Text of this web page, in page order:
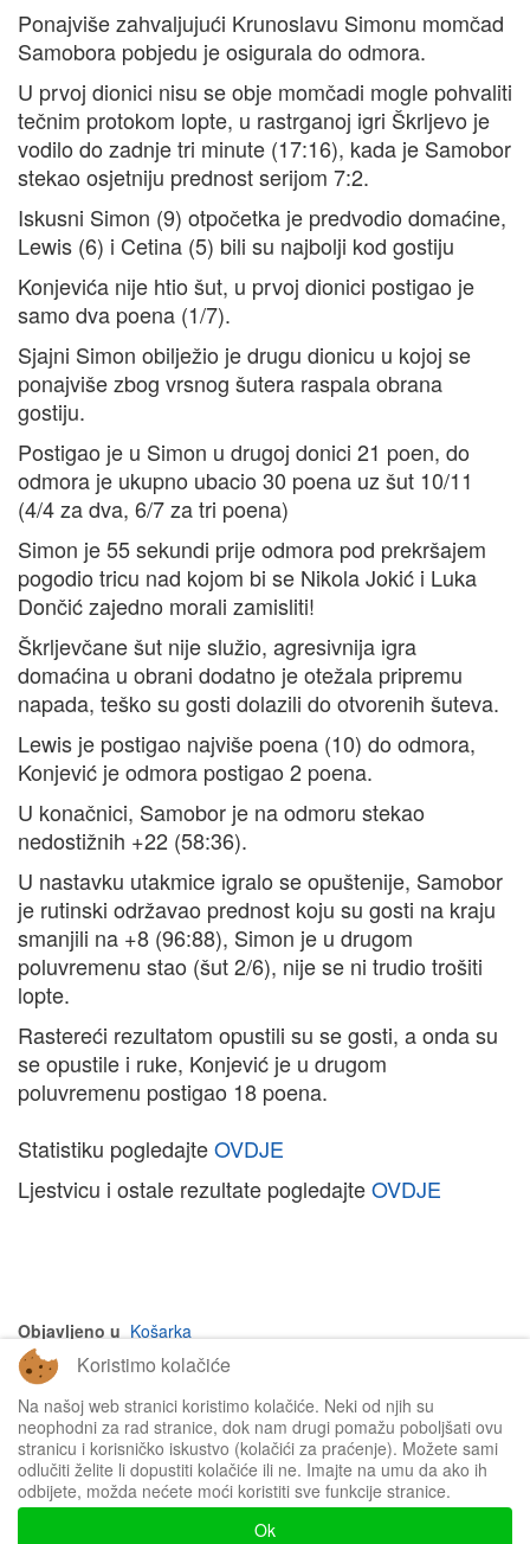
Ponajviše zahvaljujući Krunoslavu Simonu momčad
Samobora pobjedu je osigurala do odmora.
U prvoj dionici nisu se obje momčadi mogle pohvaliti
tečnim protokom lopte, u rastrganoj igri Škrljevo je
vodilo do zadnje tri minute (17:16), kada je Samobor
stekao osjetniju prednost serijom 7:2.
Iskusni Simon (9) otpočetka je predvodio domaćine,
Lewis (6) i Cetina (5) bili su najbolji kod gostiju
Konjevića nije htio šut, u prvoj dionici postigao je
samo dva poena (1/7).
Sjajni Simon obilježio je drugu dionicu u kojoj se
ponajviše zbog vrsnog šutera raspala obrana
gostiju.
Postigao je u Simon u drugoj donici 21 poen, do
odmora je ukupno ubacio 30 poena uz šut 10/11
(4/4 za dva, 6/7 za tri poena)
Simon je 55 sekundi prije odmora pod prekršajem
pogodio tricu nad kojom bi se Nikola Jokić i Luka
Dončić zajedno morali zamisliti!
Škrljevčane šut nije služio, agresivnija igra
domaćina u obrani dodatno je otežala pripremu
napada, teško su gosti dolazili do otvorenih šuteva.
Lewis je postigao najviše poena (10) do odmora,
Konjević je odmora postigao 2 poena.
U konačnici, Samobor je na odmoru stekao
nedostižnih +22 (58:36).
U nastavku utakmice igralo se opuštenije, Samobor
je rutinski održavao prednost koju su gosti na kraju
smanjili na +8 (96:88), Simon je u drugom
poluvremenu stao (šut 2/6), nije se ni trudio trošiti
lopte.
Rastereći rezultatom opustili su se gosti, a onda su
se opustile i ruke, Konjević je u drugom
poluvremenu postigao 18 poena.
Statistiku pogledajteOVDJE
Ljestvicu i ostale rezultate pogledajteOVDJE
Objavljeno u Košarka
Impressum
Koristimo kolačiće
Na našoj web stranici koristimo kolačiće. Neki od njih su
neophodni za rad stranice, dok nam drugi pomažu poboljšati ovu
stranicu i korisničko iskustvo (kolačići za praćenje). Možete sami
odlučiti želite li dopustiti kolačiće ili ne. Imajte na umu da ako ih
odbijete, možda nećete moći koristiti sve funkcije stranice.
Ok